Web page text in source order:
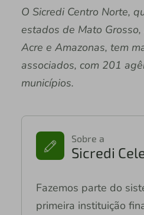
O Sicredi Centro Norte,
estados de Mato Grosso,
Acre e Amazonas, tem
associados, com 201
municípios.
Sobre a
Sicredi
Fazemos parte do
primeira instituição